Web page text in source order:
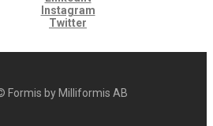
Instagram
Twitter
Formis by Milliformis AB